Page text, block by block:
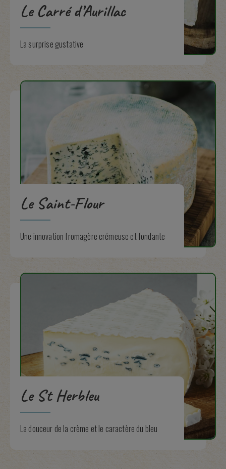
Le Carré d’Aurillac
La surprise gustative
Le Saint-Flour
Une innovation fromagère crémeuse et fondante
Le St Herbleu
La douceur de la crème et le caractère du bleu